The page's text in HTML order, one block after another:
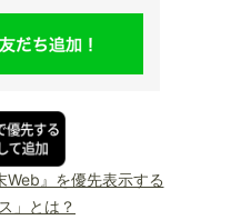
Web』を優先表示する
」とは？